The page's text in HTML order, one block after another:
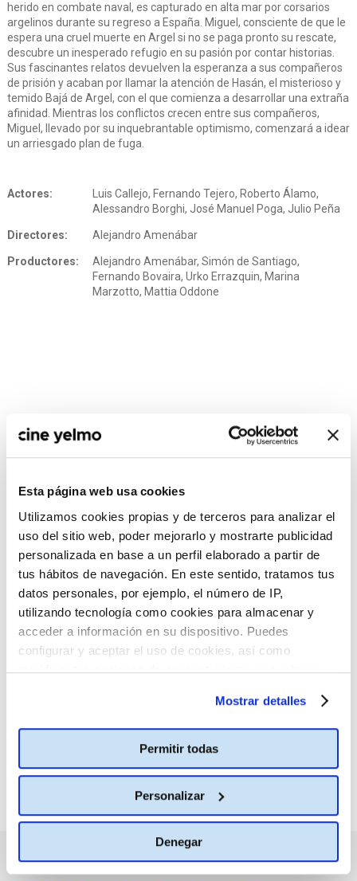
Esta página web usa cookies
Utilizamos cookies propias y de terceros para analizar el
uso del sitio web, poder mejorarlo y mostrarte publicidad
personalizada en base a un perfil elaborado a partir de
tus hábitos de navegación. En este sentido, tratamos tus
datos personales, por ejemplo, el número de IP,
utilizando tecnología como cookies para almacenar y
acceder a información en su dispositivo. Puedes
configurar y aceptar el uso de cookies, así como
modificar tus opciones de consentimiento en cualquier
Mostrar detalles
Permitir todas
Personalizar
Denegar
herido en combate naval, es capturado en alta mar por corsarios
argelinos durante su regreso a España. Miguel, consciente de que le
espera una cruel muerte en Argel si no se paga pronto su rescate,
descubre un inesperado refugio en su pasión por contar historias.
Sus fascinantes relatos devuelven la esperanza a sus compañeros
de prisión y acaban por llamar la atención de Hasán, el misterioso y
temido Bajá de Argel, con el que comienza a desarrollar una extraña
afinidad. Mientras los conflictos crecen entre sus compañeros,
Miguel, llevado por su inquebrantable optimismo, comenzará a idear
un arriesgado plan de fuga.
Actores:
Luis Callejo, Fernando Tejero, Roberto Álamo,
Alessandro Borghi, José Manuel Poga, Julio Peña
Directores: Alejandro Amenábar
Productores:
Alejandro Amenábar, Simón de Santiago,
Fernando Bovaira, Urko Errazquin, Marina
Marzotto, Mattia Oddone
CONSULTA MÁS HORARIOS
:(
seleccionado.
PRÓXIMOS ESTRENOS